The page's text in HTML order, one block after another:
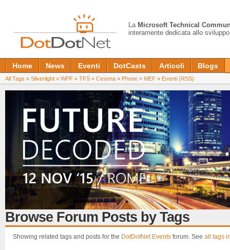
La Microsoft Technical
interamente dedicata allo
Home News Eventi DotCasts Articoli Blogs
All Tags » Silverlight » WPF » TFS » Cesena » Phone » MEF » Eventi (RSS)
Browse Forum Posts by Tags
Showing related tags and posts for the DotDotNet Events forum. See all tags